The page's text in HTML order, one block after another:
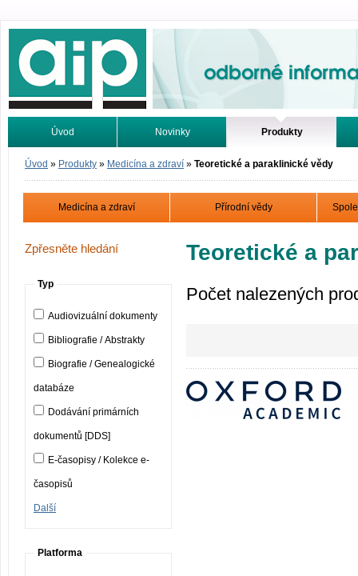
Odborné informace. Online.
Úvod Novinky Produkty
Vyhledávání Tutoriály
Úvod » Produkty » Medicína a zdraví » Teoretické a paraklinické vědy
Medicína a zdraví Přírodní vědy
Zpřesněte hledání
Typ
Audiovizuální dokumenty
Bibliografie / Abstrakty
Biografie / Genealogické
databáze
Dodávání primárních
dokumentů [DDS]
E-časopisy / Kolekce e-
časopisů
Další
Platforma
Teoretické a
Počet nalezených